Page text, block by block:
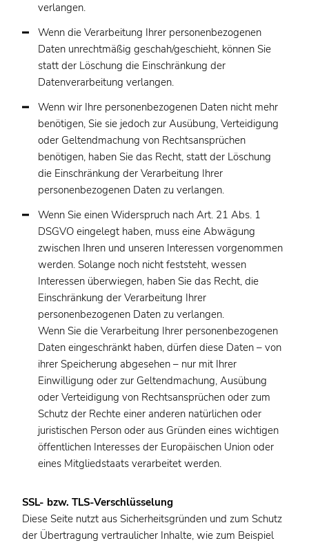
verlangen.
Wenn die Verarbeitung Ihrer personenbezogenen
Daten unrechtmäßig geschah/geschieht, können Sie
statt der Löschung die Einschränkung der
Datenverarbeitung verlangen.
Wenn wir Ihre personenbezogenen Daten nicht mehr
benötigen, Sie sie jedoch zur Ausübung, Verteidigung
oder Geltendmachung von Rechtsansprüchen
benötigen, haben Sie das Recht, statt der Löschung
die Einschränkung der Verarbeitung Ihrer
personenbezogenen Daten zu verlangen.
Wenn Sie einen Widerspruch nach Art. 21 Abs. 1
DSGVO eingelegt haben, muss eine Abwägung
zwischen Ihren und unseren Interessen vorgenommen
werden. Solange noch nicht feststeht, wessen
Interessen überwiegen, haben Sie das Recht, die
Einschränkung der Verarbeitung Ihrer
personenbezogenen Daten zu verlangen.
Wenn Sie die Verarbeitung Ihrer personenbezogenen
Daten eingeschränkt haben, dürfen diese Daten – von
ihrer Speicherung abgesehen – nur mit Ihrer
Einwilligung oder zur Geltendmachung, Ausübung
oder Verteidigung von Rechtsansprüchen oder zum
Schutz der Rechte einer anderen natürlichen oder
juristischen Person oder aus Gründen eines wichtigen
öffentlichen Interesses der Europäischen Union oder
eines Mitgliedstaats verarbeitet werden.
SSL- bzw. TLS-Verschlüsselung
Diese Seite nutzt aus Sicherheitsgründen und zum Schutz
der Übertragung vertraulicher Inhalte, wie zum Beispiel